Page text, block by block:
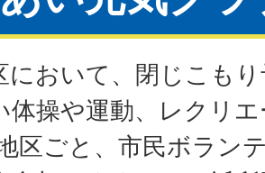
において、閉じこも
体操や運動、レクリ
区ごと、市民ボラン